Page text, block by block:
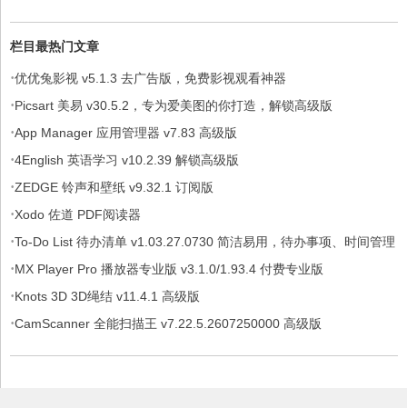
栏目最热门文章
·优优兔影视 v5.1.3 去广告版，免费影视观看神器
·Picsart 美易 v30.5.2，专为爱美图的你打造，解锁高级版
·App Manager 应用管理器 v7.83 高级版
·4English 英语学习 v10.2.39 解锁高级版
·ZEDGE 铃声和壁纸 v9.32.1 订阅版
·Xodo 佐道 PDF阅读器
·To-Do List 待办清单 v1.03.27.0730 简洁易用，待办事项、时间管理
软件，解锁专业版
·MX Player Pro 播放器专业版 v3.1.0/1.93.4 付费专业版
·Knots 3D 3D绳结 v11.4.1 高级版
·CamScanner 全能扫描王 v7.22.5.2607250000 高级版